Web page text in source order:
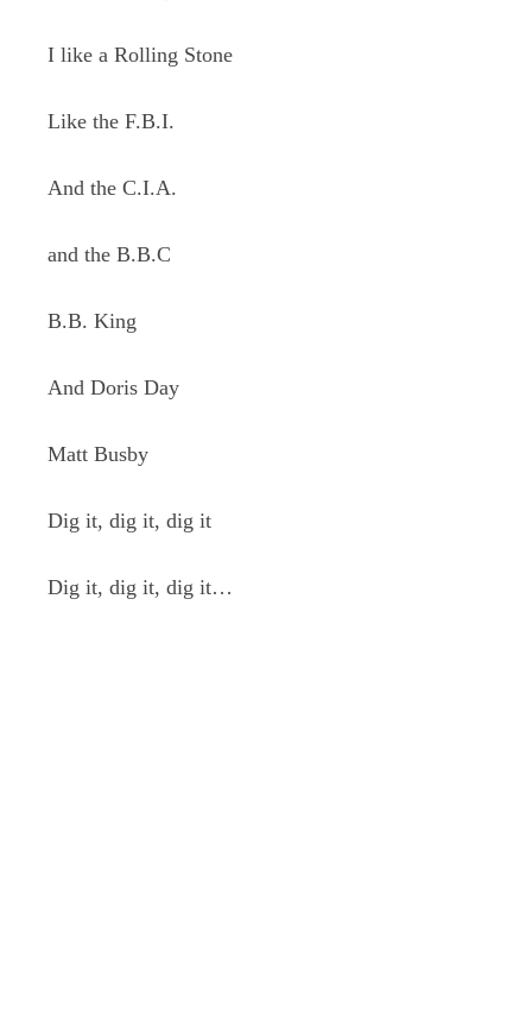
I like a Rolling Stone
Like the F.B.I.
And the C.I.A.
and the B.B.C
B.B. King
And Doris Day
Matt Busby
Dig it, dig it, dig it
Dig it, dig it, dig it…